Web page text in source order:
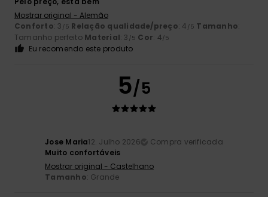
Mostrar original - Alemão
Conforto: 3 /5 Relação qualidade/preço: 4 /5 Tamanho:
Tamanho perfeito Material: 3 /5 Cor: 4/5
Eu recomendo este produto
5/5
Jose Maria12. Julho 2026
Compra verificada
Muito confortáveis
Mostrar original - Castelhano
Tamanho: Grande